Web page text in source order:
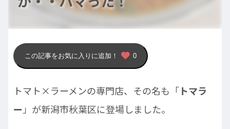
この記事をお気に入りに追加！ 0
トマト×ラーメンの専門店、その名も「トマラ
ー 」が新潟市秋葉区に登場しました。